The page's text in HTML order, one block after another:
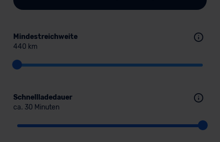
Mindestreichweite
440 km
Schnellladedauer
ca. 30 Minuten